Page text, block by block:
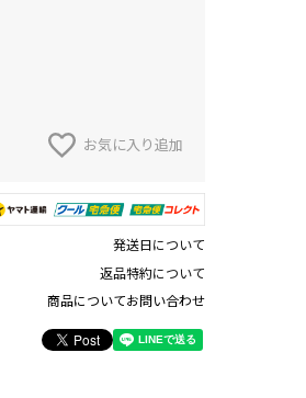
お気に入り追加
発送日について
返品特約について
商品についてお問い合わせ